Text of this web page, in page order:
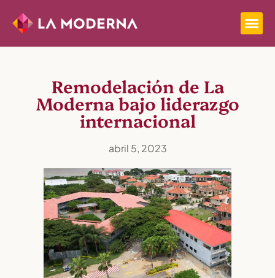
Remodelación de La
Moderna bajo liderazgo
internacional
abril 5, 2023